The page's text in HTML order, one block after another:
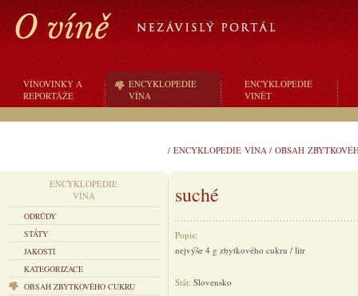
VÍNOVINKY A
REPORTÁŽE
ENCYKLOPEDIE
VÍNA
ENCYKLOPEDIE
VINĚT
/ ENCYKLOPEDIE VÍNA / OBSAH
ENCYKLOPEDIE
VÍNA
ODRŮDY
STÁTY
JAKOSTI
KATEGORIZACE
OBSAH ZBYTKOVÉHO CUKRU
suché
Popis:
nejvýše 4 g zbytkového cukru / litr
Stát: Slovensko